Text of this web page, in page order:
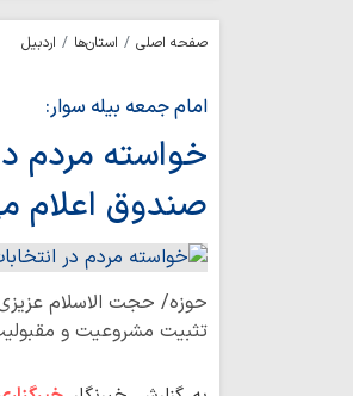
صفحه اصلی استان‌ها اردبیل
امام جمعه بیله سوار:
خواسته مردم
صندوق اعلام
حوزه/ حجت الاسلام
تثبیت مشروعیت و